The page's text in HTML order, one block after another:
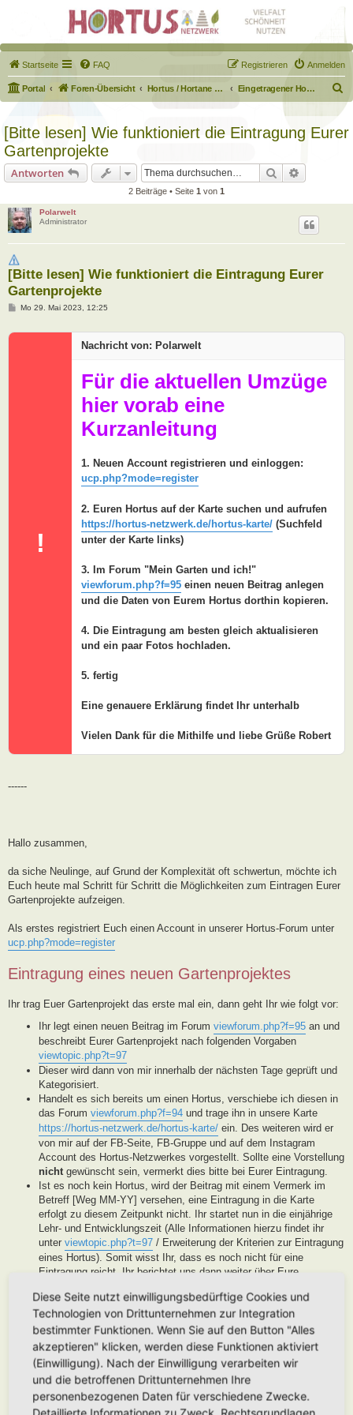
Startseite FAQ Anmelden
Registrieren
Portal Foren-Übersicht Hortus / Hortane Habitate / Garten auf dem Weg Eingetragener Hortus - Mein Hortus und ich!
u
[Bitte lesen] Wie funktioniert die Eintragung Eurer
Gartenprojekte
Antworten Suche
2 Beiträge • Seite 1 von 1
Polarwelt
Administrator
[Bitte lesen] Wie funktioniert die Eintragung Eurer
Gartenprojekte
B
t
Mo 29. Mai 2023, 12:25
!
Nachricht von: Polarwelt
Für die aktuellen Umzüge
hier vorab eine
Kurzanleitung
1. Neuen Account registrieren und einloggen:
ucp.php?mode=register
2. Euren Hortus auf der Karte suchen und aufrufen
https://hortus-netzwerk.de/hortus-karte/ (Suchfeld
unter der Karte links)
3. Im Forum "Mein Garten und ich!"
viewforum.php?f=95 einen neuen Beitrag anlegen
und die Daten von Eurem Hortus dorthin kopieren.
4. Die Eintragung am besten gleich aktualisieren
und ein paar Fotos hochladen.
5. fertig
Eine genauere Erklärung findet Ihr unterhalb
Vielen Dank für die Mithilfe und liebe Grüße Robert
------
Hallo zusammen,
da siche Neulinge, auf Grund der Komplexität oft schwertun, möchte ich
Euch heute mal Schritt für Schritt die Möglichkeiten zum Eintragen Eurer
Gartenprojekte aufzeigen.
Als erstes registriert Euch einen Account in unserer Hortus-Forum unter
ucp.php?mode=register
Eintragung eines neuen Gartenprojektes
Ihr trag Euer Gartenprojekt das erste mal ein, dann geht Ihr wie folgt vor:
Ihr legt einen neuen Beitrag im Forum viewforum.php?f=95 an und
beschreibt Eurer Gartenprojekt nach folgenden Vorgaben
viewtopic.php?t=97
Dieser wird dann von mir innerhalb der nächsten Tage geprüft und
Kategorisiert.
Handelt es sich bereits um einen Hortus, verschiebe ich diesen in
das Forum viewforum.php?f=94 und trage ihn in unsere Karte
https://hortus-netzwerk.de/hortus-karte/ ein. Des weiteren wird er
von mir auf der FB-Seite, FB-Gruppe und auf dem Instagram
Account des Hortus-Netzwerkes vorgestellt. Sollte eine Vorstellung
nichtgewünscht sein, vermerkt dies bitte bei Eurer Eintragung.
Ist es noch kein Hortus, wird der Beitrag mit einem Vermerk im
Betreff [Weg MM-YY] versehen, eine Eintragung in die Karte
erfolgt zu diesem Zeitpunkt nicht. Ihr startet nun in die einjährige
Lehr- und Entwicklungszeit (Alle Informationen hierzu findet ihr
unter viewtopic.php?t=97 / Erweiterung der Kriterien zur Eintragung
eines Hortus). Somit wisst Ihr, dass es noch nicht für eine
Eintragung reicht, Ihr berichtet uns dann weiter über Eure
der Entwicklung Eures Gartens. Wenn unser Moderatorenteam der
Meinung ist, Euer Garten ist soweit, werden wir diesen als Hortus
eintragen. Eine Überprüfung erfolgt spätestens nach Ablauf des
Lehr- und Entwicklungsjahres. Stellen wir in dieser Zeit keine
Aktivität fest, werden wir die Eintragung archivieren.
Handelt es sich generell um keinen Hortus sondern um ein
Hortanes Habitat (Alle Gartenprojekte, die keinen klassischen
Hortus mit den drei Zonen darstellen, aber in Anlehnung an das
Diese Seite nutzt einwilligungsbedürftige Cookies und
Technologien von Drittunternehmen zur Integration
bestimmter Funktionen. Wenn Sie auf den Button "Alles
akzeptieren" klicken, werden diese Funktionen aktiviert
(Einwilligung). Nach der Einwilligung verarbeiten wir
und die betroffenen Drittunternehmen Ihre
personenbezogenen Daten für verschiedene Zwecke.